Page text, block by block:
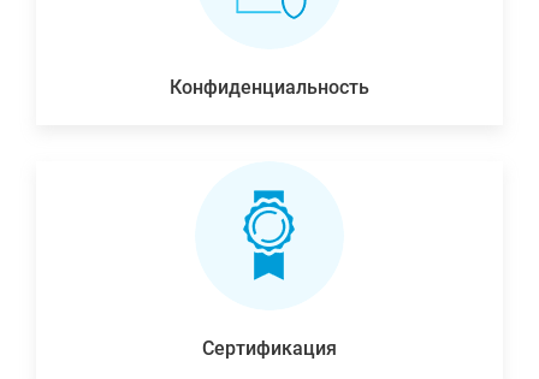
Конфиденциальность
Сертификация